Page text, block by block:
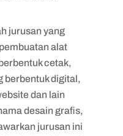
jurusan yang
alat
cetak,
berbentuk digital,
dan lain
desain grafis,
jurusan ini